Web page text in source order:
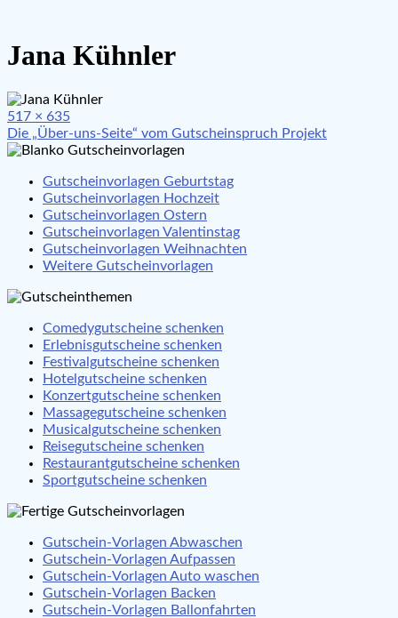
Jana Kühnler
Full
size
517 × 635
Beitragsnavigation
Die „Über-uns-Seite“ vom Gutscheinspruch Projekt
Gutscheinvorlagen Geburtstag
Gutscheinvorlagen Hochzeit
Gutscheinvorlagen Ostern
Gutscheinvorlagen Valentinstag
Gutscheinvorlagen Weihnachten
Weitere Gutscheinvorlagen
Comedygutscheine schenken
Erlebnisgutscheine schenken
Festivalgutscheine schenken
Hotelgutscheine schenken
Konzertgutscheine schenken
Massagegutscheine schenken
Musicalgutscheine schenken
Reisegutscheine schenken
Restaurantgutscheine schenken
Sportgutscheine schenken
Gutschein-Vorlagen Abwaschen
Gutschein-Vorlagen Aufpassen
Gutschein-Vorlagen Auto waschen
Gutschein-Vorlagen Backen
Gutschein-Vorlagen Ballonfahrten